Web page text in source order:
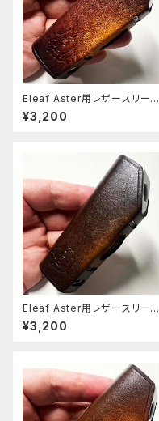
Eleaf Aster用レザースリーブ
[404-as]
¥3,200
Eleaf Aster用レザースリーブ
[401-as]
¥3,200